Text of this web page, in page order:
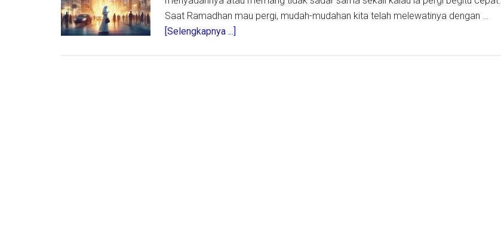
Saat Ramadhan mau pergi, mudah-mudahan kita telah melewatinya dengan …
[Selengkapnya ...]